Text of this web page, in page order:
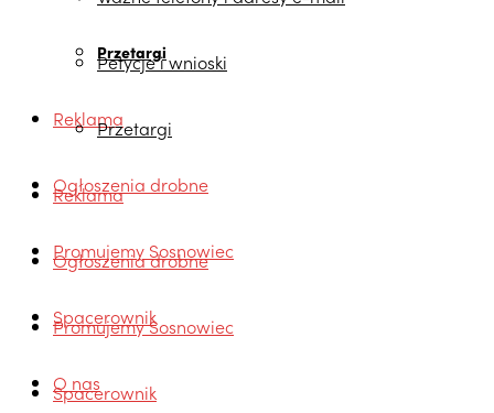
Przetargi
Reklama
Ogłoszenia drobne
Promujemy Sosnowiec
Spacerownik
O nas
Petycje i wnioski
Przetargi
Reklama
Ogłoszenia drobne
Promujemy Sosnowiec
Spacerownik